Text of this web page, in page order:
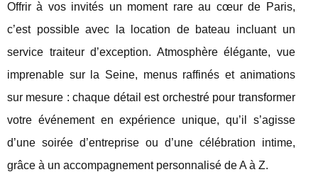
Offrir à vos invités un moment rare au cœur de Paris,
c’est possible avec la location de bateau incluant un
service traiteur d’exception. Atmosphère élégante, vue
imprenable sur la Seine, menus raffinés et animations
sur mesure : chaque détail est orchestré pour transformer
votre événement en expérience unique, qu’il s’agisse
d’une soirée d’entreprise ou d’une célébration intime,
grâce à un accompagnement personnalisé de A à Z.